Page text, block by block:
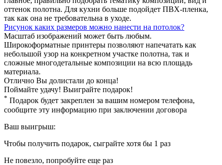
оттенок полотна. Для кухни больше подойдет ПВХ-пленка,
так как она не требовательна в уходе.
Рисунок каких размеров можно нанести на потолок?
Масштаб изображений может быть любым.
Широкоформатные принтеры позволяют напечатать как
небольшой узор на конкретном участке полотна, так и
сложные многодетальные композиции на всю площадь
материала.
Отлично Вы долистали до конца!
Поймайте удачу! Выиграйте подарок!
* Подарок будет закреплен за вашим номером телефона,
сообщите эту информацию при заключении договора
Ваш выигрыш:
Чтобы получить подарок, сыграйте хотя бы 1 раз
Не повезло, попробуйте еще раз